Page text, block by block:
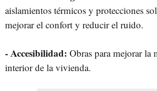
aislamientos térmicos y protecciones
mejorar el confort y reducir el ruido.
- Accesibilidad: Obras para mejorar la
interior de la vivienda.